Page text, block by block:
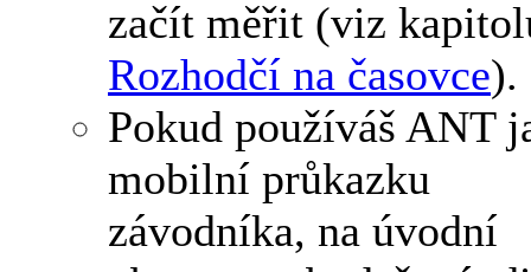
začít měřit (viz
Rozhodčí na časovce).
Pokud používáš ANT
mobilní průkazku
závodníka, na úvodní